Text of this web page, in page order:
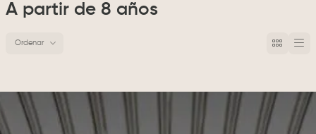
A partir de 8 años
Ordenar